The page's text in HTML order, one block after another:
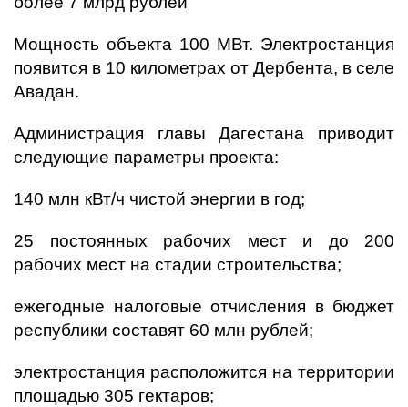
Мощность объекта 100 МВт. Электростанция
появится в 10 километрах от Дербента, в селе
Авадан.
Администрация главы Дагестана приводит
следующие параметры проекта:
140 млн кВт/ч чистой энергии в год;
25 постоянных рабочих мест и до 200
рабочих мест на стадии строительства;
ежегодные налоговые отчисления в бюджет
республики составят 60 млн рублей;
электростанция расположится на территории
площадью 305 гектаров;